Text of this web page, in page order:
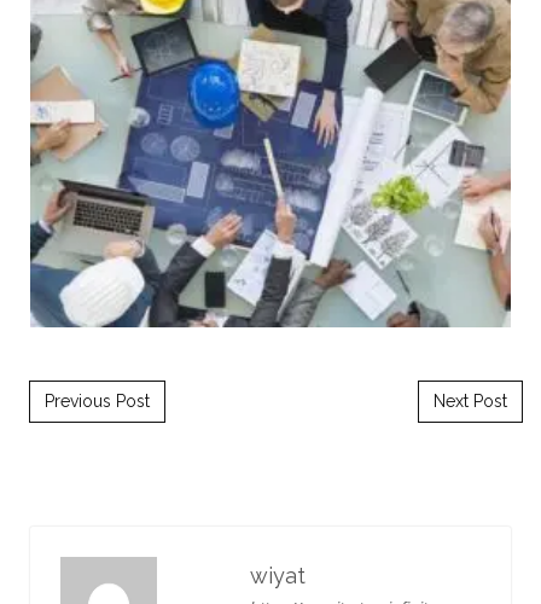
Post navigation
Previous Post Next Post
wiyat